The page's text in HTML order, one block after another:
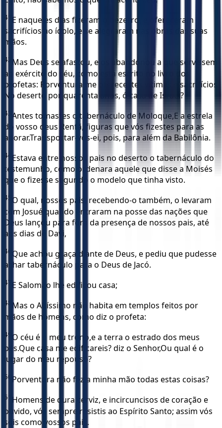
41 E naqueles dias fizeram o bezerro, e ofereceram
sacrifícios ao ídolo, e se alegraram nas obras das suas
mãos.
42 Mas Deus se afastou, e os abandonou a que servissem
ao exército do céu, como está escrito no livro dos
profetas: Porventura me oferecestes vítimas e sacrifícios
No deserto por quarenta anos, ó casa de Israel?
43 Antes tomastes o tabernáculo de Moloque,E a estrela
do vosso deus Renfã, figuras que vós fizestes para as
adorar.Transportar-vos-ei, pois, para além da Babilônia.
44 Estava entre nossos pais no deserto o tabernáculo do
testemunho, como ordenara aquele que disse a Moisés
que o fizesse segundo o modelo que tinha visto.
45 O qual, nossos pais, recebendo-o também, o levaram
com Josué quando entraram na posse das nações que
Deus lançou para fora da presença de nossos pais, até
aos dias de Davi,
46 Que achou graça diante de Deus, e pediu que pudesse
achar tabernáculo para o Deus de Jacó.
47 E Salomão lhe edificou casa;
48 Mas o Altíssimo não habita em templos feitos por
mãos de homens, como diz o profeta:
49 O céu é o meu trono,e a terra o estrado dos meus
pés.Que casa me edificareis? diz o Senhor,Ou qual é o
lugar do meu repouso?
50 Porventura não fez a minha mão todas estas coisas?
51
Homens de dura cerviz, e incircuncisos de coração e
ouvido, vós sempre resistis ao Espírito Santo; assim vós
sois como vossos pais.